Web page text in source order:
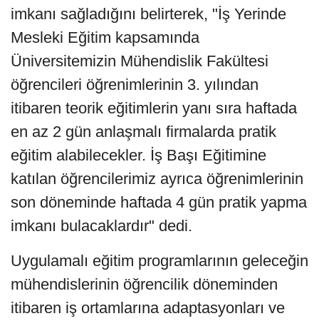
imkanı sağladığını belirterek, "İş Yerinde
Mesleki Eğitim kapsamında
Üniversitemizin Mühendislik Fakültesi
öğrencileri öğrenimlerinin 3. yılından
itibaren teorik eğitimlerin yanı sıra haftada
en az 2 gün anlaşmalı firmalarda pratik
eğitim alabilecekler. İş Başı Eğitimine
katılan öğrencilerimiz ayrıca öğrenimlerinin
son döneminde haftada 4 gün pratik yapma
imkanı bulacaklardır" dedi.
Uygulamalı eğitim programlarının geleceğin
mühendislerinin öğrencilik döneminden
itibaren iş ortamlarına adaptasyonları ve